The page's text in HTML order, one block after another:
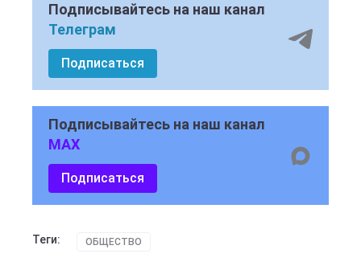
Подписывайтесь на наш канал
Телеграм
Подписаться
Подписывайтесь на наш канал
MAX
Подписаться
Теги: ОБЩЕСТВО